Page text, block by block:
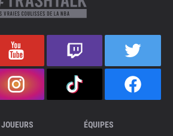
JOUEURS ÉQUIPES